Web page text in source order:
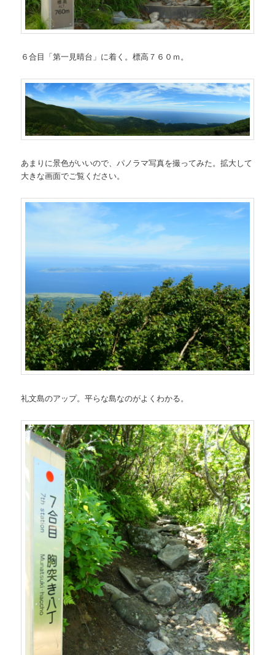
６合目「第一見晴台」に着く。標高７６０ｍ。
あまりに景色がいいので、パノラマ写真を撮ってみた。拡大して
大きな画面でご覧ください。
礼文島のアップ。平らな島なのがよくわかる。